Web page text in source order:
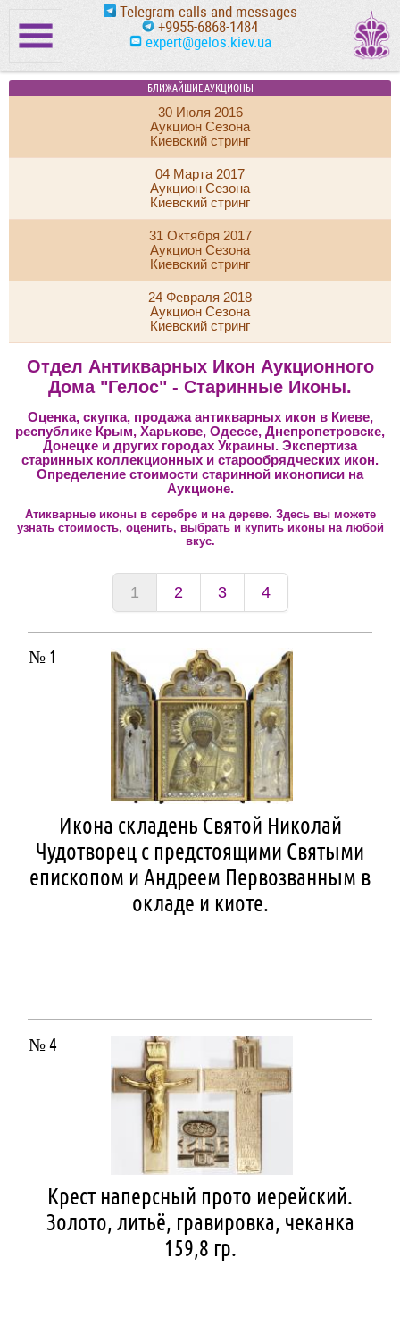
Telegram calls and messages
+9955-6868-1484
expert@gelos.kiev.ua
БЛИЖАЙШИЕ АУКЦИОНЫ
30 Июля 2016
Аукцион Сезона
Киевский стринг
04 Марта 2017
Аукцион Сезона
Киевский стринг
31 Октября 2017
Аукцион Сезона
Киевский стринг
24 Февраля 2018
Аукцион Сезона
Киевский стринг
Отдел Антикварных Икон Аукционного
Дома "Гелос" - Старинные Иконы.
Оценка, скупка, продажа антикварных икон в Киеве,
республике Крым, Харькове, Одессе, Днепропетровске,
Донецке и других городах Украины. Экспертиза
старинных коллекционных и старообрядческих икон.
Определение стоимости старинной иконописи на
Аукционе.
Атикварные иконы в серебре и на дереве. Здесь вы можете
узнать стоимость, оценить, выбрать и купить иконына любой
вкус.
1 2 3 4
№ 1
Икона складень Святой Николай
Чудотворец с предстоящими Святыми
епископом и Андреем Первозванным в
окладе и киоте.
№ 4
Крест наперсный прото иерейский.
Золото, литьё, гравировка, чеканка
159,8 гр.